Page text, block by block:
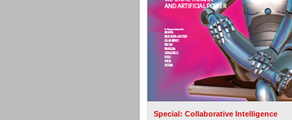
Special: Collaborative Intelligence
Inbound